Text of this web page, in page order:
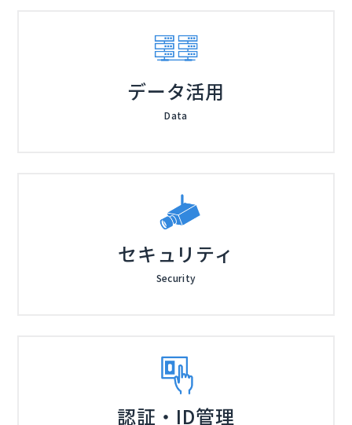
データ活用
Data
セキュリティ
Security
認証・ID管理